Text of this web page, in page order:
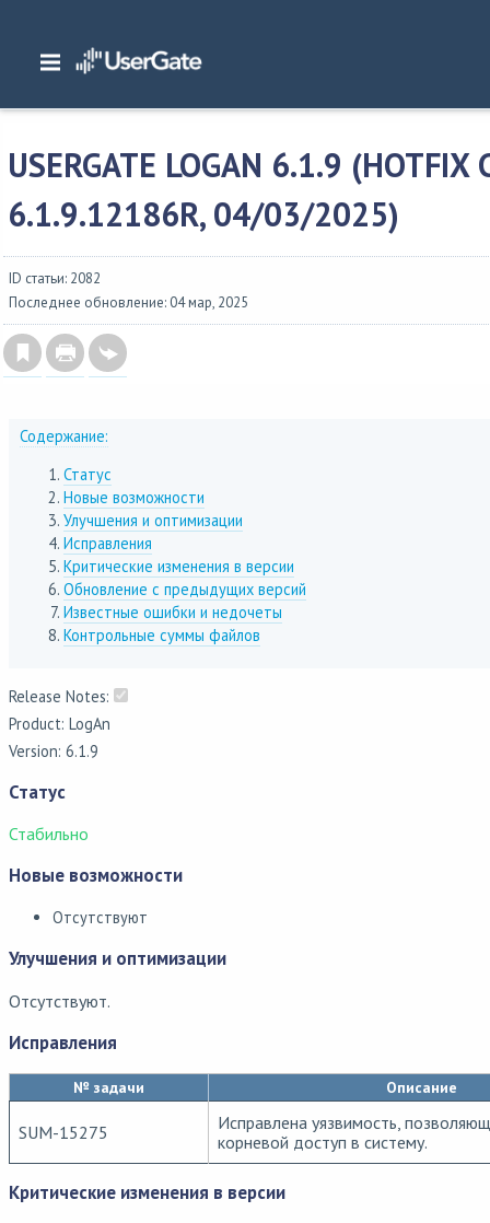
Главная/ Описание версий/UserGate 6.x
6.1.9 (hotfix сборка 6.1.9.12186R, 04/03/2025)
USERGATE LOGAN 6.1.9
6.1.9.12186R, 04/03/2025)
ID статьи: 2082
Последнее обновление: 04 мар, 2025
Содержание:
Статус
Новые возможности
Улучшения и оптимизации
Исправления
Критические изменения в версии
Обновление с предыдущих версий
Известные ошибки и недочеты
Контрольные суммы файлов
Release Notes:
Product: LogAn
Version: 6.1.9
Статус
Стабильно
Новые возможности
Отсутствуют
Улучшения и оптимизации
Отсутствуют.
Исправления
№ задачи Описание
SUM-15275
Исправлена уязвимость,
корневой доступ в систему.
Критические изменения в версии